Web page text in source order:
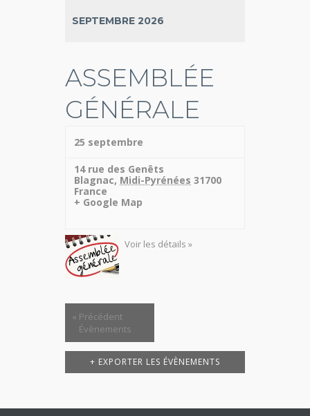
SEPTEMBRE 2026
ASSEMBLÉE
GÉNÉRALE
25 septembre
14 rue des Genêts
Blagnac, Midi-Pyrénées 31700
France
+ Google Map
Voir les détails »
« Précédent
Évènements
+ EXPORTER LES ÉVÈNEMENTS